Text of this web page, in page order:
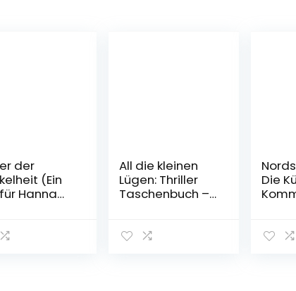
der
(Ein
Hanna
–
All die kleinen
Lügen: Thriller
Taschenbuch –
Die